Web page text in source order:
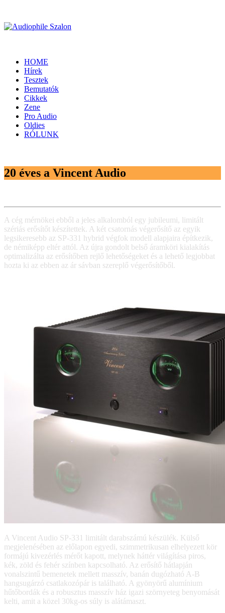
HOME
Hírek
Tesztek
Bemutatók
Cikkek
Zene
Pro Audio
Oldies
RÓLUNK
20 éves a Vincent Audio
A cég mérnökei ebből a jeles alkalomból egy jubileumi, limitált
szériás erősítőt készítettek. A két csatornás végerősítő az egyik
legsikeresebb az SP-331 hybrid végfok modell alapjaira építkezik,
de némiképp eltér attól. Az újra gondolt belső áramköri kialakítás
optimalizálta az erősítőben rejlő lehetőségeket és a lehető legjobbat
hozta ki az ebben az ár sávban szereplő végerősítőből.
A Vincent Audio SP-331 limitált darabszámú készülék. Külső
megjelenésében az előlapon egyedi, szimmetrikusan elhelyezett kör
formájú kivezérlés mérőt kapott, melynek háttér világítása piros,
kék, zöld és fehér színben kapcsolható. Az erősítő hátlapján
vonalszintű bemenetek mellett masszív, banán dugózható A-B
hangsugárzó csatlakozópár is található. A gyönyörű alumínium
hűtőbordák és a robusztus masszív ház igazi szörnyeteg benyomását
kelti, amit a közel 30kg-os súly is alátámaszt.